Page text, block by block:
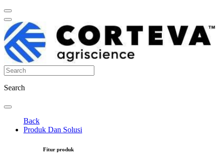
Search
Back
Produk Dan Solusi
Fitur produk